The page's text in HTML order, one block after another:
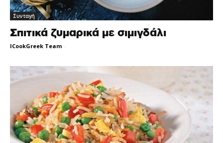
Συνταγή
Σπιτικά ζυμαρικά με σιμιγδάλι
ICookGreek Team -